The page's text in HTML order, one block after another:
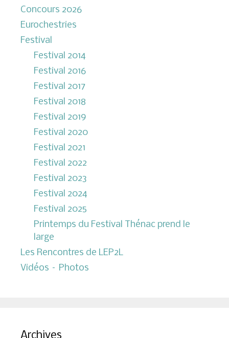
Concours 2026
Eurochestries
Festival
Festival 2014
Festival 2016
Festival 2017
Festival 2018
Festival 2019
Festival 2020
Festival 2021
Festival 2022
Festival 2023
Festival 2024
Festival 2025
Printemps du Festival Thénac prend le
large
Les Rencontres de LEP2L
Vidéos – Photos
Archives